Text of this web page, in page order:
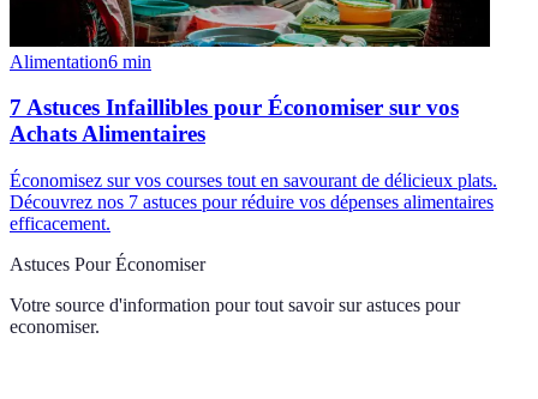
Alimentation6 min
7 Astuces Infaillibles pour Économiser sur vos
Achats Alimentaires
Économisez sur vos courses tout en savourant de délicieux plats.
Découvrez nos 7 astuces pour réduire vos dépenses alimentaires
efficacement.
Astuces Pour Économiser
Votre source d'information pour tout savoir sur astuces pour
economiser.